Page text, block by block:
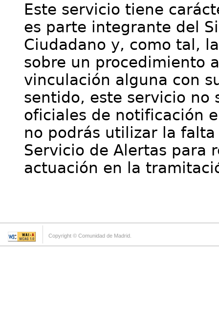
Este servicio tiene
es parte integrante del
Ciudadano y, como tal,
sobre un procedimiento
vinculación alguna con
sentido, este servicio no
oficiales de notificación
no podrás utilizar la
Servicio de Alertas para
actuación en la
Copyright © Comunidad de Madrid.